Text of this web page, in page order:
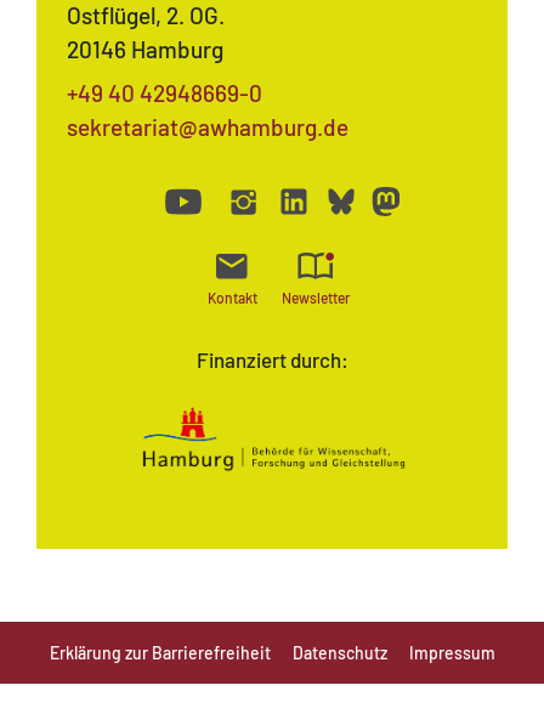
Finanziert durch:
Ostflügel, 2. OG.
20146 Hamburg
+49 40 42948669-0
sekretariat@awhamburg.de
Kontakt Newsletter
Erklärung zur Barrierefreiheit Datenschutz Impressum